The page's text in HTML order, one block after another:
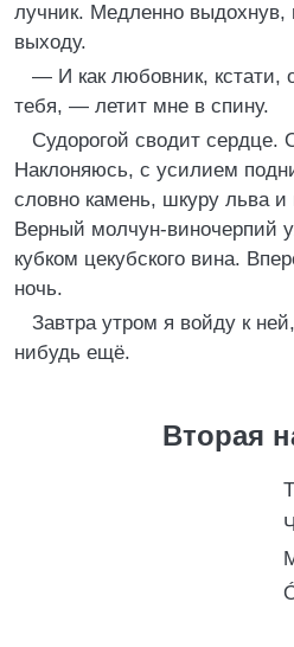
лучник. Медленно выдохнув,
выходу.
— И как любовник, кстати,
тебя, — летит мне в спину.
Судорогой сводит сердце.
Наклоняюсь, с усилием
словно камень, шкуру льва
Верный молчун-виночерпий
кубком цекубского вина.
ночь.
Завтра утром я войду к
нибудь ещё.
Вторая